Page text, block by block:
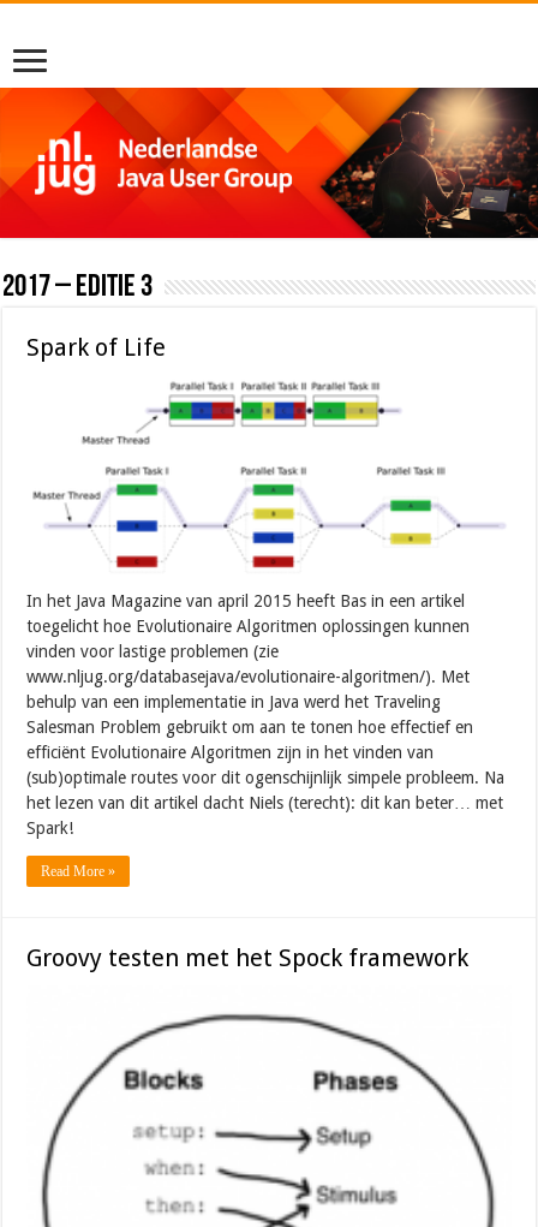
2017 – editie 3
Spark of Life
In het Java Magazine van april 2015 heeft Bas in een artikel
toegelicht hoe Evolutionaire Algoritmen oplossingen kunnen
vinden voor lastige problemen (zie
www.nljug.org/databasejava/evolutionaire-algoritmen/). Met
behulp van een implementatie in Java werd het Traveling
Salesman Problem gebruikt om aan te tonen hoe effectief en
efficiënt Evolutionaire Algoritmen zijn in het vinden van
(sub)optimale routes voor dit ogenschijnlijk simpele probleem. Na
het lezen van dit artikel dacht Niels (terecht): dit kan beter… met
Spark!
Read More »
Groovy testen met het Spock framework